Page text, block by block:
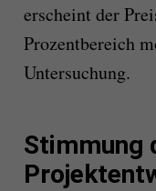
erscheint der
Prozentbereich
Untersuchung.
Stimmung